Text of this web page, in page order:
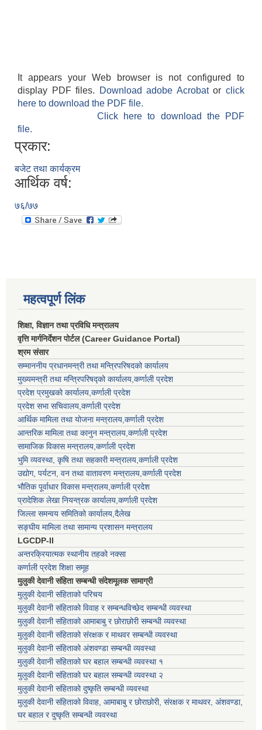
It appears your Web browser is not configured to
display PDF files.
Download adobe Acrobatorclick
here to download the PDF file.
Click here to download the PDF
file.
प्रकार:
बजेट तथा कार्यक्रम
आर्थिक वर्ष:
७६/७७
महत्वपूर्ण लिंक
शिक्षा, विज्ञान तथा प्रविधि मन्त्रालय
वृत्ति मार्गनिर्देशन पोर्टल (Career Guidance Portal)
श्रम संसार
सम्माननीय प्रधानमन्त्री तथा मन्त्रिपरिषद‌को कार्यालय
मुख्यमन्त्री तथा मन्त्रिपरिषद्को कार्यालय,कर्णाली प्रदेश
प्रदेश प्रमुखको कार्यालय,कर्णाली प्रदेश
प्रदेश सभा सचिवालय,कर्णाली प्रदेश
आर्थिक मामिला तथा योजना मन्त्रालय,कर्णाली प्रदेश
आन्तरिक मामिला तथा कानुन मन्त्रालय,कर्णाली प्रदेश
सामाजिक विकास मन्त्रालय,कर्णाली प्रदेश
भुमि व्यवस्था, कृषि तथा सहकारी मन्त्रालय,कर्णाली प्रदेश
उद्योग, पर्यटन, वन तथा वातावरण मन्त्रालय,कर्णाली प्रदेश
भौतिक पूर्वाधार विकास मन्त्रालय,कर्णाली प्रदेश
प्रादेशिक लेखा नियन्त्रक कार्यालय,कर्णाली प्रदेश
जिल्ला समन्वय समितिको कार्यालय,दैलेख
सङ्घीय मामिला तथा सामान्य प्रशासन मन्त्रालय
LGCDP-II
अन्तरक्रियात्मक स्थानीय तहको नक्सा
कर्णाली प्रदेश शिक्षा समूह
मुलुकी देवानी संहिता सम्बन्धी संदेशमूलक सामाग्री
मुलुकी देवानी संहिताको परिचय
मुलुकी देवानी संहिताको विवाह र सम्बन्धविच्छेद सम्बन्धी व्यवस्था
मुलुकी देवानी संहिताको आमाबाबु र छोराछोरी सम्बन्धी व्यवस्था
मुलुकी देवानी संहिताको संरक्षक र माथवर सम्बन्धी व्यवस्था
मुलुकी देवानी संहिताको अंशवण्डा सम्बन्धी व्यवस्था
मुलुकी देवानी संहिताको घर बहाल सम्बन्धी व्यवस्था १
मुलुकी देवानी संहिताको घर बहाल सम्बन्धी व्यवस्था २
मुलुकी देवानी संहिताको दुष्कृति सम्बन्धी व्यवस्था
मुलुकी देवानी संहिताको विवाह, आमाबाबु र छोराछोरी, संरक्षक र माथवर, अंशवण्डा,
घर बहाल र दुष्कृति सम्बन्धी व्यवस्था